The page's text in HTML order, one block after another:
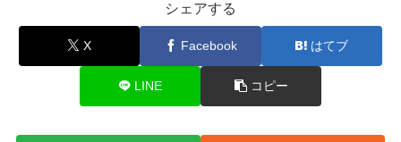
シェアする
X Facebook はてブ
LINE コピー